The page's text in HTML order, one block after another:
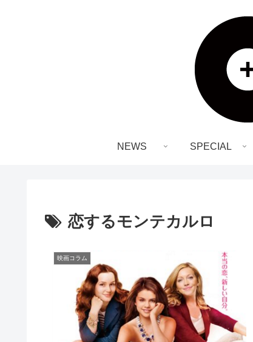
NEWS SPECIAL
恋するモンテカルロ
映画コラム